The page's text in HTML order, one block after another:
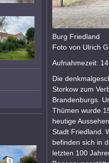
Burg Friedland
Foto von Ulrich
Aufnahmezeit:
Die
Storkow zum
Brandenburgs.
Thümen wurde
heutige
Stadt Friedland.
befinden sich in
letzten 100